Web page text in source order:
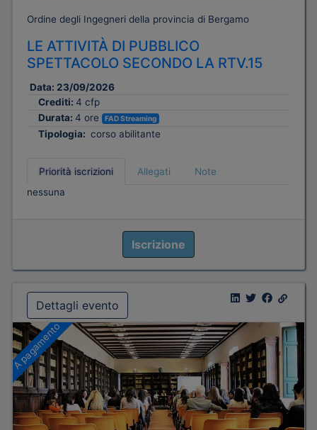
Ordine degli Ingegneri della provincia di Bergamo
LE ATTIVITÀ DI PUBBLICO
SPETTACOLO SECONDO LA RTV.15
Data: 23/09/2026
Crediti: 4 cfp
Durata: 4 ore FAD Streaming
Tipologia: corso abilitante
Priorità iscrizioni Allegati
Note
nessuna
Iscrizione
Dettagli evento
A pagamento